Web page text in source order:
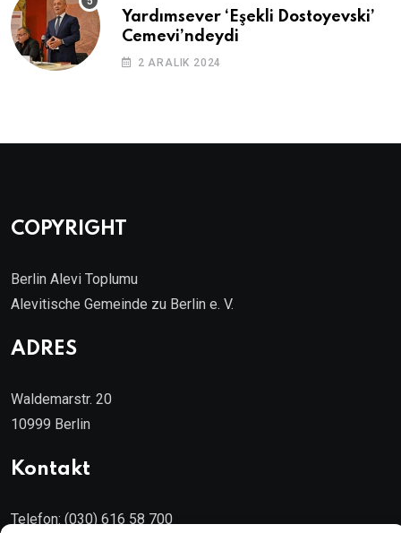
Yardımsever ‘Eşekli Dostoyevski’
Cemevi’ndeydi
2 ARALIK 2024
COPYRIGHT
Berlin Alevi Toplumu
Alevitische Gemeinde zu Berlin e. V.
ADRES
Waldemarstr. 20
10999 Berlin
Kontakt
Telefon: (030) 616 58 700